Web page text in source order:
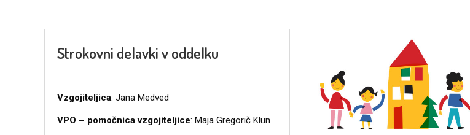
Strokovni delavki v oddelku
Vzgojiteljica: Jana Medved
VPO – pomočnica vzgojiteljice: Maja Gregorič Klun